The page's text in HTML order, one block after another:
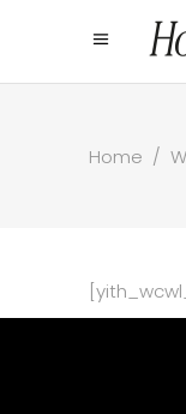
Home /